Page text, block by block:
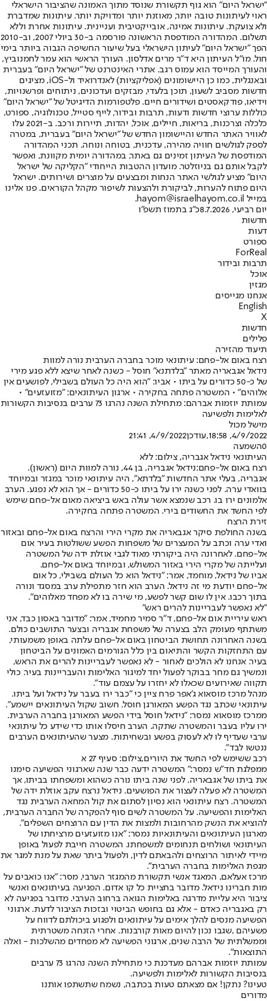
"ישראל היום" הוא גוף תקשורת שנוסד מתוך האמונה שהציבור הישראלי
ראוי לעיתונות טובה יותר, מאוזנת יותר ומדויקת יותר. עיתונות שמדברת
ולא צועקת. עיתונות אמינה, אובייקטיבית ועניינית. עיתונות אחרת וללא
תשלום. המהדורה המודפסת הראשונה פורסמה ב-30 ביולי 2007, וב-2010
הפך "ישראל היום" לעיתון הישראלי בעל שיעור החשיפה הגבוה ביותר בימי
חול. מו"ל העיתון היא ד"ר מרים אדלסון. העורך הראשי הוא עמר לחמנוביץ,
והעורך המייסד הוא עמוס רגב. אתרי האינטרנט של "ישראל היום" בעברית
ובאנגלית, כמו כן היישומונים (אפליקציות) לאנדרואיד ול-iOS, מציגים
חדשות מסביב לשעון, תוכן בלעדי, מבזקים ועדכונים, ניתוחים ופרשנויות,
וידיאו, פודקאסטים ושידורים חיים. פלטפורמות הדיגיטל של "ישראל היום"
כוללות ערוצי חדשות ודעות, תרבות ובידור, לייף סטייל, טכנולוגיה, ספורט,
כלכלה וצרכנות, בריאות, חיילים, אוכל, יהדות, תיירות ורכב. ב-2021 עלו
לאוויר האתר החדש והיישומון החדש של "ישראל היום" בעברית, במטרה
לספק לגולשים חוויה מהירה, עדכנית, בטוחה ונוחה. תכני המהדורה
המודפסת של העיתון זמינים גם באתר, במהדורה יומית מקוונת, ואפשר
לקבל אותם גם בניוזלטר. מועדון ההטבות הייחודי "הקליקה של ישראל
היום" מציע לגולשי האתר הנחות ומבצעים על מוצרים ושירותים. ישראל
היום פתוח להערות, לביקורת ולהצעות לשיפור מקהל הקוראים. פנו אלינו
במייל hayom@israelhayom.co.il.
יום רביעי, 8.7.2026
כ"ג בתמוז תשפ"ו
חדשות
דעות
ספורט
ForReal
תרבות ובידור
אוכל
מגזין
אנחנו מגייסים
English
X
חדשות
פלילים
תיעוד מהזירה
רצח באום אל-פחם: עיתונאי מוכר בחברה הערבית נורה למוות
נידאל אגבאריה מאתר "בלדתנא" חוסל - כשנה לאחר שיצא ללא פגע מירי
של כ-50 כדורים על ביתו • אביו: "הוא היה כל העולם בשבילי, לפושעים אין
אלוהים" • המשטרה פתחה בחקירה • ארגון העיתונאים: "מזועזעים" •
עמותת יוזמות אברהם: מתחילת השנה נהרגו 73 ערבים בנסיבות הקשורות
לאלימות ולפשיעה
מישל מכול
4/9/2022, 18:58
,עודכן4/9/2022, 21:41
0השמעה
העיתונאי נידאל אגבריה, צילום: ללא
רצח באום אל-פחם:
נידאל אגבריה, בן 44, נורה למוות היום (ראשון).
אגבריה, בעלי אתר החדשות "בלדתא", היה עיתונאי מוכר במגזר ובמיוחד
בוואדי ערה. לפני כשנה ירו על ביתו כ-50 כדורים - אך הוא לא נפגע. הערב
אלמונים ירו בו. רכב שנמצא אשר עולה באש ביציאה מאום אל-פחם שימש
לפי החשד את החשודים בירי. המשטרה פתחה בחקירה.
זירת הרצח
בשנה החולפת סיקר אגבאריה את מקרי הירי והרצח באום אל-פחם ובאזור
ואדי ערה וכתב על המעצרים של משפחות הפשע ששולטות בעיר אום
אל-פחם. לאחרונה היה ביקורתי מאוד לגבי אוזלת ידה של המשטרה
ועלייתה של מקרי הירי באזור המשולש, ובמיוחד באום אל-פחם.
אביו של נידאל, מוחמד, אמר: "נידאל הוא כל העולם בשבילי, כל אום
אל-פחם יודעת מי זה נידאל. הערב הוא חזר מתפילת ערב במסגד ונורה
בתוך רכבו. אין לו שום קשר לפשע, מי שירה בו לא מפחד מאלוהים".
"לא נאפשר לעבריינות להרים ראש"
ראש עיריית אום אל-פחם, ד"ר סמיר מחמיד, אמר: "מדובר באסון כבד, אני
משתתף מעומק הלב בצערה של משפחת אגבריה ובצער התושבים כולם.
בשנה האחרונה תחושת הביטחון באום אל-פחם עלתה באופן משמעותי,
עם התחזקות הקשר והתיאום בין כלל הגורמים האמונים על הביטחון
בעיר. אנחנו לא הולכים לאחור - לא נאפשר לעבריינות להרים את הראש,
ונמשיך גם מחר בבוקר לפעול יחד למיגור האלימות והעבריינות בעיר. כולי
תקווה שאירועים שכאלו לא יחזרו על עצמם עוד".
מנהל מרכז מוסאוא ג'אפר פרח ציין כי "כבר ירו בעבר על נידאל ועל ביתו.
עיתונאי שכתב נגד הפשע המאורגן חוסל. חשוב שקול העיתונאים יישמע".
ממרכז מוסאוא נמסר: "נידאל חוסל בידי הפשע המאורגן בחברה הערבית.
ירו עליו בעבר והמשטרה שתקה. הערב חיסלו אותו כדי שידע כל עיתונאי
ערבי שעדיף לו לא לעסוק בפשע ובשחיתות. מצער שהעיתונאים הערבים
ננטשו לבד".
רכב ששימש לפי החשד את היורים,צילום: סעיף 27 א
ממפלגת חד"ש נמסר:" המשטרה ידעה כבר שנה שארגוני הפשיעה סימנו
את ביתו של אגבאריה. לפני שנה ביתו נורה כשהוא ומשפחתו בביתו, אך
המשטרה לא פעלה לעצור את הפושעים. נידאל נרצח עקב אוזלת ידה של
המשטרה. רצח עיתונאי הוא נסיון לסתום את קול המחאה הערבית נגד
האלימות והפשיעה. על המשטרה לשים סוף להפקרה של החברה הערבית,
להוציא את הנשק מהרחובות ולמצות את הדין עם הרוצחים השפלים".
מארגון העיתונאים והעיתונאיות נמסר: "אנו מזועזעים מרציחתו של
העיתונאי ושולחים תנחומים למשפחתו. המשטרה חייבת לפעול באופן
מיידי לאיתור הרוצחים ולהבאתם לדין, ולפעול ביתר שאת על מנת למגר את
מגפת האלימות בחברה הערבית".
מרכז אעלאם, המאגד אנשי תקשורת מהמגזר הערבי, מסר: "אנו כואבים על
מות חברינו נידאל. מדובר בחציית כל קו אדום. הפגיעה בעיתונאים ואנשי
ציבור היא עליית מדרגה באלימות הגואה ברחוב הערבי. מדובר בפגיעה לא
רק באגבריה כאדם - אלא גם בחופש הביטוי ובזכות הציבור לדעת. ארגוני
הפשיעה מנסים להלך אימים על עיתונאים ולפגוע ביכולתם לדווח על
פשעיהם ,שגבו נכון להיום מאות קורבנות. אחרי הזנחה משטרתית
וממשלתית של הרבה שנים, ארגוני הפשיעה לא מפחדים מהשלכות - ואלה
התוצאות".
עמותת יוזמות אברהם מעדכנת כי מתחילת השנה נהרגו 73 ערבים
בנסיבות הקשורות לאלימות ולפשיעה.
טעינו? נתקן! אם מצאתם טעות בכתבה, נשמח שתשתפו אותנו
מדורים